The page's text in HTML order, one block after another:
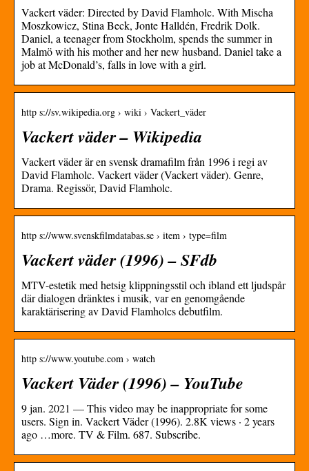
Vackert väder: Directed by David Flamholc. With Mischa
Moszkowicz, Stina Beck, Jonte Halldén, Fredrik Dolk.
Daniel, a teenager from Stockholm, spends the summer in
Malmö with his mother and her new husband. Daniel take a
job at McDonald’s, falls in love with a girl.
http s://sv.wikipedia.org › wiki › Vackert_väder
Vackert väder – Wikipedia
Vackert väder är en svensk dramafilm från 1996 i regi av
David Flamholc. Vackert väder (Vackert väder). Genre,
Drama. Regissör, David Flamholc.
http s://www.svenskfilmdatabas.se › item › type=film
Vackert väder (1996) – SFdb
MTV-estetik med hetsig klippningsstil och ibland ett ljudspår
där dialogen dränktes i musik, var en genomgående
karaktärisering av David Flamholcs debutfilm.
http s://www.youtube.com › watch
Vackert Väder (1996) – YouTube
9 jan. 2021 — This video may be inappropriate for some
users. Sign in. Vackert Väder (1996). 2.8K views · 2 years
ago …more. TV & Film. 687. Subscribe.